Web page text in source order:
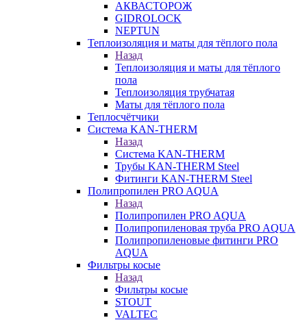
АКВАСТОРОЖ
GIDROLOCK
NEPTUN
Теплоизоляция и маты для тёплого пола
Назад
Теплоизоляция и маты для тёплого
пола
Теплоизоляция трубчатая
Маты для тёплого пола
Теплосчётчики
Система KAN-THERM
Назад
Система KAN-THERM
Трубы KAN-THERM Steel
Фитинги KAN-THERM Steel
Полипропилен PRO AQUA
Назад
Полипропилен PRO AQUA
Полипропиленовая труба PRO AQUA
Полипропиленовые фитинги PRO
AQUA
Фильтры косые
Назад
Фильтры косые
STOUT
VALTEC